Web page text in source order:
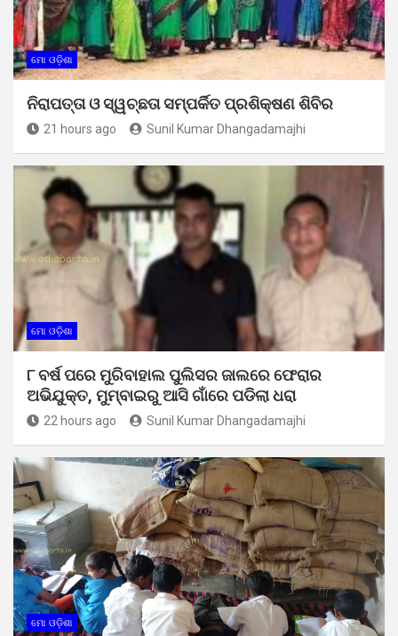
ମୋ ଓଡ଼ିଶା
ନିରାପତ୍ତା ଓ ସ୍ୱଚ୍ଛତା ସମ୍ପର୍କିତ ପ୍ରଶିକ୍ଷଣ ଶିବିର
21 hours ago Sunil Kumar Dhangadamajhi
ମୋ ଓଡ଼ିଶା
୮ ବର୍ଷ ପରେ ମୁରିବାହାଲ ପୁଲିସର ଜାଲରେ ଫେରାର
ଅଭିଯୁକ୍ତ, ମୁମ୍ବାଇରୁ ଆସି ଗାଁରେ ପଡିଲା ଧରା
22 hours ago Sunil Kumar Dhangadamajhi
ମୋ ଓଡ଼ିଶା